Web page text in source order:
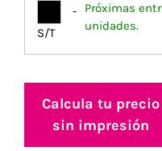
-
S/T
Próximas
unidades.
Calcula tu precio
sin impresión